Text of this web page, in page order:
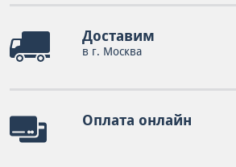
Доставим
в г. Москва
Оплата онлайн